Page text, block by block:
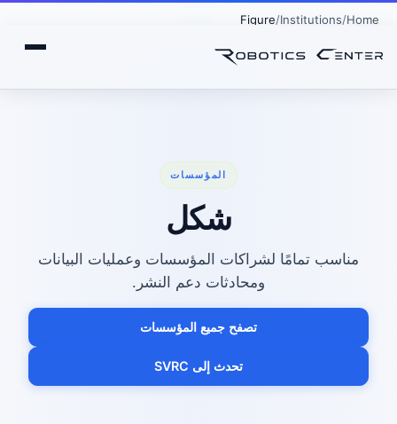
Home
Institutions
Figure
المؤسسات
شكل
مناسب تمامًا لشراكات المؤسسات وعمليات البيانات
ومحادثات دعم النشر.
تصفح جميع المؤسسات
تحدث إلى SVRC